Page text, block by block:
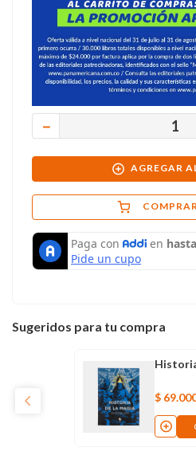
－
AGREGAR
Sugeridos para tu compra
$ 69.